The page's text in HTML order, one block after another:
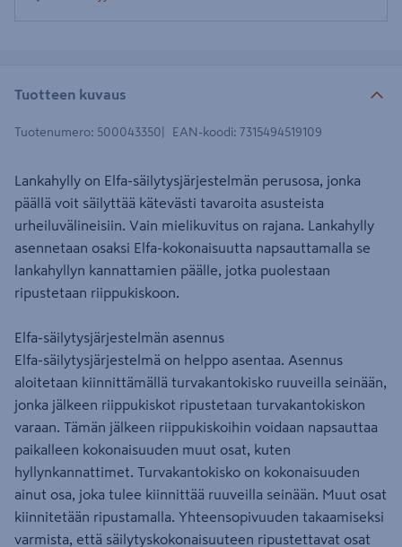
Tuotteen kuvaus
Tuotenumero: 500043350 EAN-koodi: 7315494519109
Lankahylly on Elfa-säilytysjärjestelmän perusosa, jonka
päällä voit säilyttää kätevästi tavaroita asusteista
urheiluvälineisiin. Vain mielikuvitus on rajana. Lankahylly
asennetaan osaksi Elfa-kokonaisuutta napsauttamalla se
lankahyllyn kannattamien päälle, jotka puolestaan
ripustetaan riippukiskoon.
Elfa-säilytysjärjestelmän asennus
Elfa-säilytysjärjestelmä on helppo asentaa. Asennus
aloitetaan kiinnittämällä turvakantokisko ruuveilla seinään,
jonka jälkeen riippukiskot ripustetaan turvakantokiskon
varaan. Tämän jälkeen riippukiskoihin voidaan napsauttaa
paikalleen kokonaisuuden muut osat, kuten
hyllynkannattimet. Turvakantokisko on kokonaisuuden
ainut osa, joka tulee kiinnittää ruuveilla seinään. Muut osat
kiinnitetään ripustamalla. Yhteensopivuuden takaamiseksi
varmista, että säilytyskokonaisuuteen ripustettavat osat